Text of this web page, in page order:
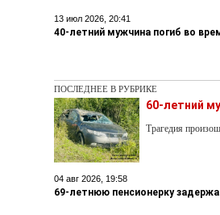
13 июл 2026, 20:41
40-летний мужчина погиб во
ПОСЛЕДНЕЕ В РУБРИКЕ
60-летний
Трагедия
04 авг 2026, 19:58
69-летнюю пенсионерку